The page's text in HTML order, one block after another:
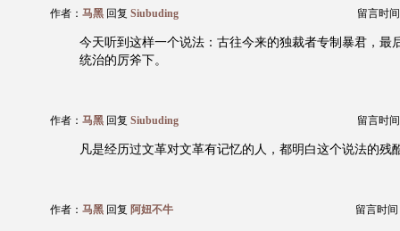
作者： 马黑 回复 Siubuding 留言时
今天听到这样一个说法：古往今来的独裁者专制暴君，最
统治的厉斧下。
作者： 马黑 回复 Siubuding 留言时
凡是经历过文革对文革有记忆的人，都明白这个说法的残
作者： 马黑 回复 阿妞不牛 留言时间